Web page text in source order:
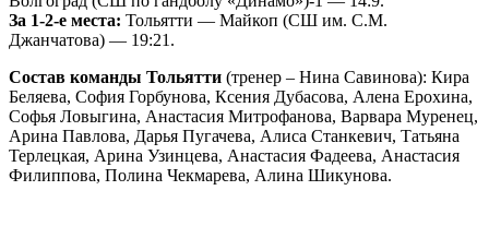
За 1-2-е места: Тольятти — Майкоп (СШ им. С.М.
Джанчатова) — 19:21.
Состав команды Тольятти (тренер – Нина Савинова): Кира
Беляева, София Горбунова, Ксения Дубасова, Алена Ерохина,
Софья Ловыгина, Анастасия Митрофанова, Варвара Муренец,
Арина Павлова, Дарья Пугачева, Алиса Станкевич, Татьяна
Терлецкая, Арина Узинцева, Анастасия Фадеева, Анастасия
Филиппова, Полина Чекмарева, Алина Шикунова.